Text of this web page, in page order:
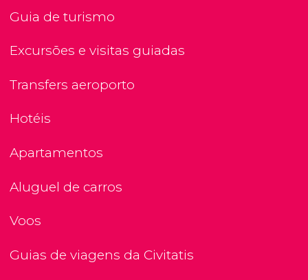
Guia de turismo
Excursões e visitas guiadas
Transfers aeroporto
Hotéis
Apartamentos
Aluguel de carros
Voos
Guias de viagens da Civitatis